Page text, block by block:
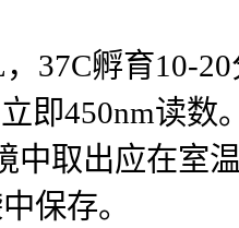
37C孵育10-
即450nm读数
中取出应在室
保存。